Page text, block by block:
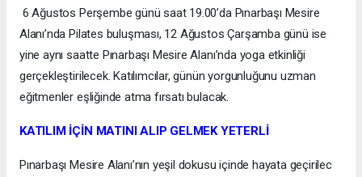
6 Ağustos Perşembe günü saat 19.00’da Pınarbaşı Mesire
Alanı’nda Pilates buluşması, 12 Ağustos Çarşamba günü ise
yine aynı saatte Pınarbaşı Mesire Alanı’nda yoga etkinliği
gerçekleştirilecek. Katılımcılar, günün yorgunluğunu uzman
eğitmenler eşliğinde atma fırsatı bulacak.
KATILIM İÇİN MATINI ALIP GELMEK YETERLİ
Pınarbaşı Mesire Alanı’nın yeşil dokusu içinde hayata geçirilec